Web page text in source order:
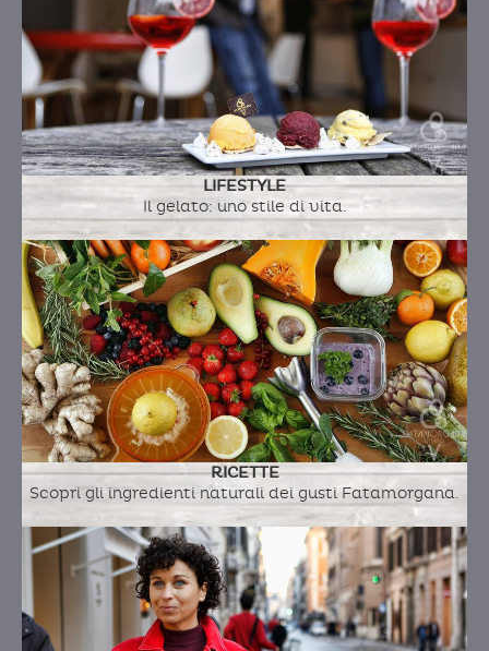
LIFESTYLE
Il gelato: uno stile di vita.
RICETTE
Scopri gli ingredienti naturali dei gusti Fatamorgana.